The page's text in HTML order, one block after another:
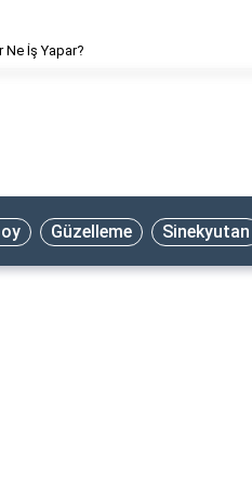
Ne İş Yapar?
Güzelleme Sinekyutan